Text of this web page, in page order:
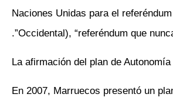
Naciones Unidas para el
Occidental), “referéndum que
La afirmación del plan de
En 2007, Marruecos presentó un